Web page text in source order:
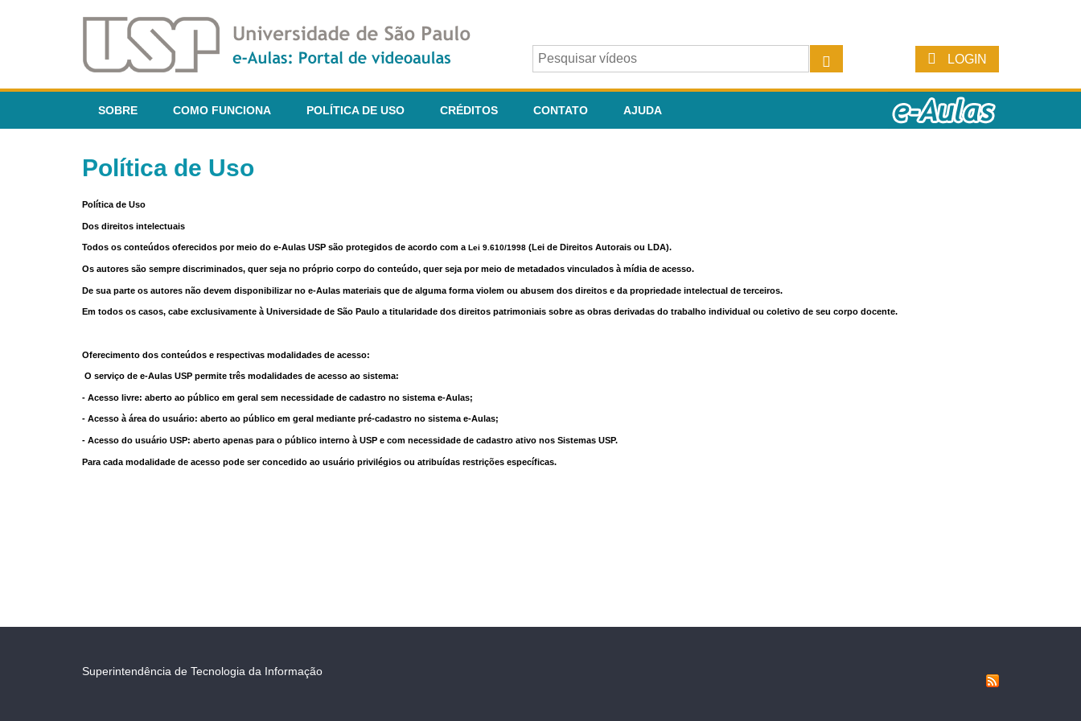
LOGIN
SOBRE COMO FUNCIONA POLÍTICA DE USO CRÉDITOS CONTATO AJUDA
Política de Uso
Política de Uso
Dos direitos intelectuais
Todos os conteúdos oferecidos por meio do e-Aulas USP são protegidos de acordo com a Lei 9.610/1998 (Lei de Direitos Autorais ou LDA).
Os autores são sempre discriminados, quer seja no próprio corpo do conteúdo, quer seja por meio de metadados vinculados à mídia de acesso.
De sua parte os autores não devem disponibilizar no e-Aulas materiais que de alguma forma violem ou abusem dos direitos e da propriedade intelectual de terceiros.
Em todos os casos, cabe exclusivamente à Universidade de São Paulo a titularidade dos direitos patrimoniais sobre as obras derivadas do trabalho individual ou coletivo de seu corpo docente.
Oferecimento dos conteúdos e respectivas modalidades de acesso:
O serviço de e-Aulas USP permite três modalidades de acesso ao sistema:
- Acesso livre: aberto ao público em geral sem necessidade de cadastro no sistema e-Aulas;
- Acesso à área do usuário: aberto ao público em geral mediante pré-cadastro no sistema e-Aulas;
- Acesso do usuário USP: aberto apenas para o público interno à USP e com necessidade de cadastro ativo nos Sistemas USP.
Para cada modalidade de acesso pode ser concedido ao usuário privilégios ou atribuídas restrições específicas.
Superintendência de Tecnologia da Informação